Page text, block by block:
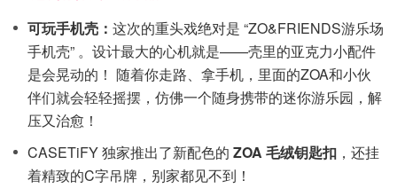
可玩手机壳： 这次的重头戏绝对是 “ZO&FRIENDS游乐场
手机壳” 。设计最大的心机就是——壳里的亚克力小配件
是会晃动的！ 随着你走路、拿手机，里面的ZOA和小伙
伴们就会轻轻摇摆，仿佛一个随身携带的迷你游乐园，解
压又治愈！
CASETiFY 独家推出了新配色的 ZOA 毛绒钥匙扣 ，还挂
着精致的C字吊牌，别家都见不到！